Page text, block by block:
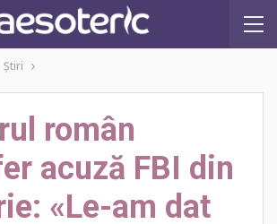
Ştiri
român
acuză FBI din
«Le-am dat